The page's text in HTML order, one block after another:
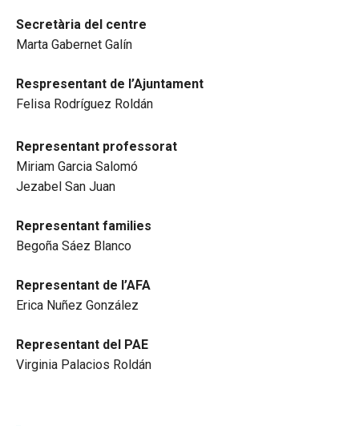
Secretària del centre
Marta Gabernet Galín
Respresentant de l’Ajuntament
Felisa Rodríguez Roldán
Representant professorat
Miriam Garcia Salomó
Jezabel San Juan
Representant families
Begoña Sáez Blanco
Representant de l’AFA
Erica Nuñez González
Representant del PAE
Virginia Palacios Roldán